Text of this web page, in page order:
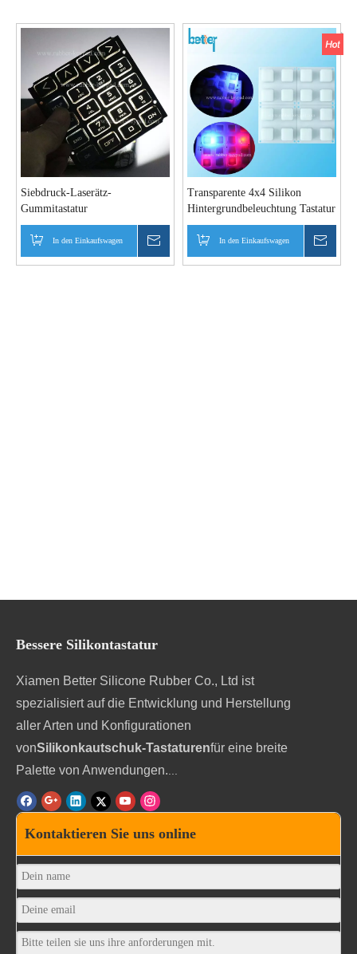
Siebdruck-Laserätz-
Gummitastatur
In den Einkaufswagen erkundigen
Transparente 4x4 Silikon
Hintergrundbeleuchtung Tastatur
In den Einkaufswagen
Bessere Silikontastatur
Xiamen Better Silicone Rubber Co., Ltd ist
spezialisiert auf die Entwicklung und Herstellung
aller Arten und Konfigurationen
vonSilikonkautschuk-Tastaturenfür eine breite
Palette von Anwendungen.
Kontaktieren Sie uns online